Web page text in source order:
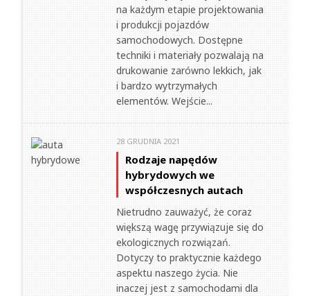
na każdym etapie projektowania
i produkcji pojazdów
samochodowych. Dostępne
techniki i materiały pozwalają na
drukowanie zarówno lekkich, jak
i bardzo wytrzymałych
elementów. Wejście...
28 GRUDNIA 2021
Rodzaje napędów
hybrydowych we
współczesnych autach
Nietrudno zauważyć, że coraz
większą wagę przywiązuje się do
ekologicznych rozwiązań.
Dotyczy to praktycznie każdego
aspektu naszego życia. Nie
inaczej jest z samochodami dla